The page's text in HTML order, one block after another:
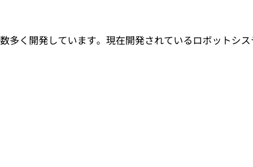
多く開発しています。現在開発されているロボットシ